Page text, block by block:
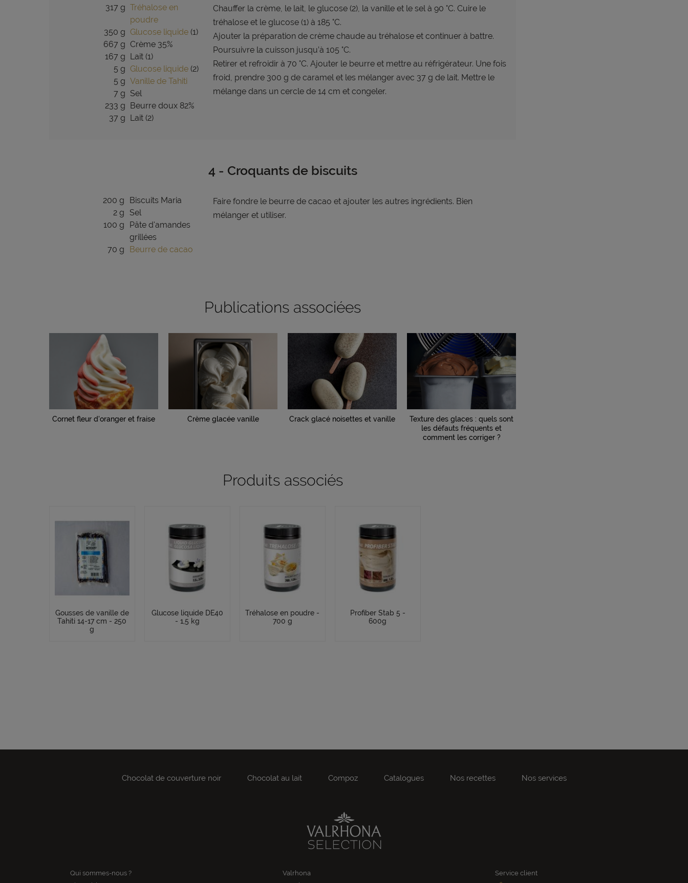
317 g Tréhalose en
poudre
350 g Glucose liquide (1)
667 g Crème 35%
167 g Lait (1)
5 g Glucose liquide (2)
5 g Vanille de Tahiti
7 g Sel
233 g Beurre doux 82%
37 g Lait (2)
Chauffer la crème, le lait, le glucose (2), la vanille et le sel à 90 °C. Cuire le
tréhalose et le glucose (1) à 185 °C.
Ajouter la préparation de crème chaude au tréhalose et continuer à battre.
Poursuivre la cuisson jusqu’à 105 °C.
Retirer et refroidir à 70 °C. Ajouter le beurre et mettre au réfrigérateur. Une fois
froid, prendre 300 g de caramel et les mélanger avec 37 g de lait. Mettre le
mélange dans un cercle de 14 cm et congeler.
4 - Croquants de biscuits
200 g
Biscuits Maria
2 g
Sel
100 g
Pâte d'amandes
grillées
70 g
Beurre de cacao
Faire fondre le beurre de cacao et ajouter les autres ingrédients. Bien
mélanger et utiliser.
Publications associées
Cornet fleur d'oranger et fraise Crème glacée vanille Crack glacé noisettes et vanille
Texture des glaces : quels sont
les défauts fréquents et
comment les corriger ?
Produits associés
Gousses de vanille de
Tahiti 14-17 cm - 250
g
Glucose liquide DE40
- 1,5 kg
Tréhalose en poudre -
700 g
Profiber Stab 5 -
600g
Chocolat de couverture noir Chocolat au lait Compoz Catalogues Nos recettes Nos services
Qui sommes-nous ?
Valrhona
Service client